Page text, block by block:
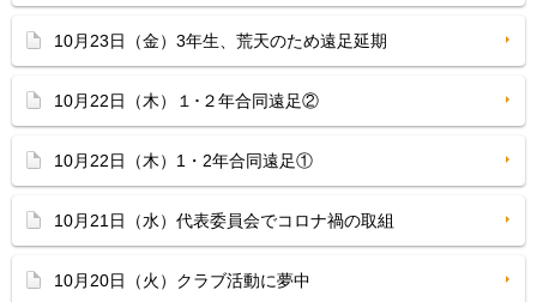
10月23日（金）3年生、荒天のため遠足延期
10月22日（木）１･２年合同遠足②
10月22日（木）1・2年合同遠足①
10月21日（水）代表委員会でコロナ禍の取組
10月20日（火）クラブ活動に夢中